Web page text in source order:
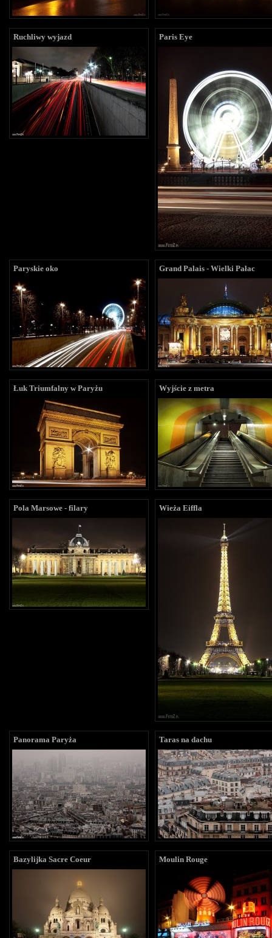
Ruchliwy wyjazd Paris Eye
Paryskie oko Grand Palais - Wielki Pałac
Łuk Triumfalny w Paryżu Wyjście z metra
Pola Marsowe - filary Wieża Eiffla
Panorama Paryża Taras na dachu
Bazylijka Sacre Coeur Moulin Rouge